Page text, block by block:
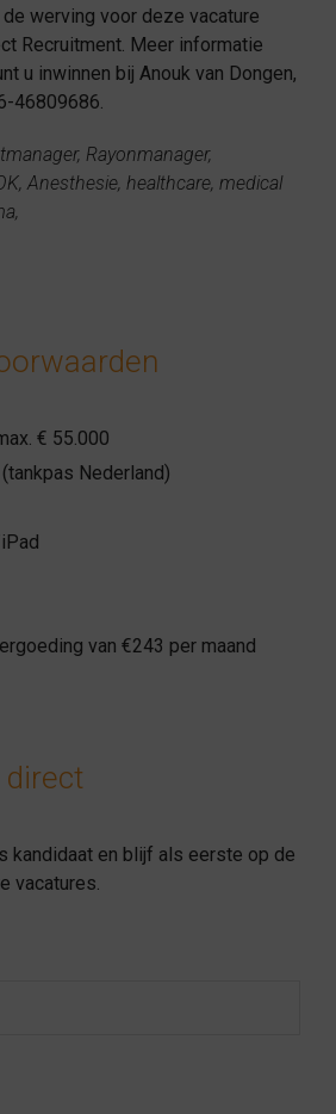
werving voor deze vacature
Recruitment. Meer informatie
u inwinnen bij Anouk van Dongen,
46809686.
Rayonmanager,
Anesthesie, healthcare, medical
€ 55.000
Nederland)
van €243 per maand
direct
kandidaat en blijf als eerste op de
vacatures.